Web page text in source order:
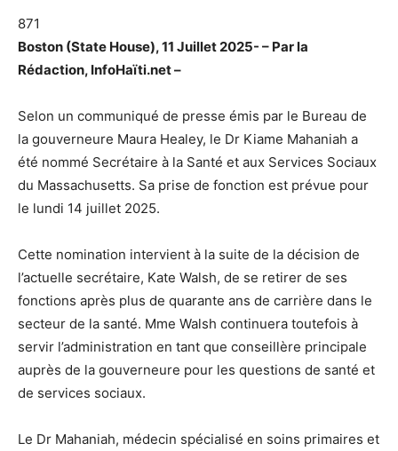
871
Boston (State House), 11 Juillet 2025- – Par la
Rédaction, InfoHaïti.net –
Selon un communiqué de presse émis par le Bureau de
la gouverneure Maura Healey, le Dr Kiame Mahaniah a
été nommé Secrétaire à la Santé et aux Services Sociaux
du Massachusetts. Sa prise de fonction est prévue pour
le lundi 14 juillet 2025.
Cette nomination intervient à la suite de la décision de
l’actuelle secrétaire, Kate Walsh, de se retirer de ses
fonctions après plus de quarante ans de carrière dans le
secteur de la santé. Mme Walsh continuera toutefois à
servir l’administration en tant que conseillère principale
auprès de la gouverneure pour les questions de santé et
de services sociaux.
Le Dr Mahaniah, médecin spécialisé en soins primaires et